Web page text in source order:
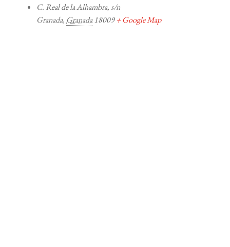
C. Real de la Alhambra, s/n
Granada, Granada 18009 + Google Map